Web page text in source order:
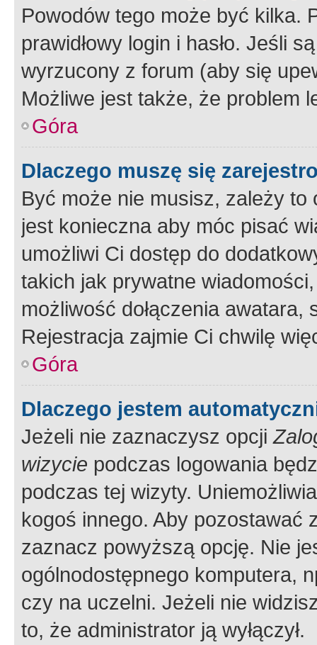
Powodów tego może być kilka.
prawidłowy login i hasło. Jeśli
wyrzucony z forum (aby się
Możliwe jest także, że problem
Góra
Dlaczego muszę się
Być może nie musisz, zależy
jest konieczna aby móc pisać
umożliwi Ci dostęp do
takich jak prywatne
możliwość dołączenia
Rejestracja zajmie Ci chwilę
Góra
Dlaczego jestem
Jeżeli nie zaznaczysz opcji
wizycie podczas logowania
podczas tej wizyty.
kogoś innego. Aby pozostawać
zaznacz powyższą opcję. Nie
ogólnodostępnego komputera,
czy na uczelni. Jeżeli nie
to, że administrator ją wyłączył.